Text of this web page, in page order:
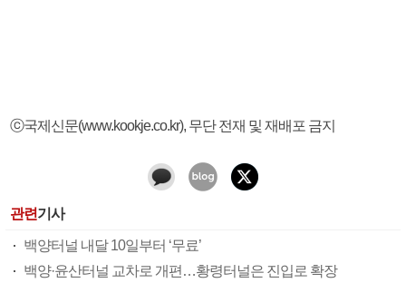
ⓒ국제신문(www.kookje.co.kr), 무단 전재 및 재배포 금지
관련기사
백양터널 내달 10일부터 ‘무료’
백양·윤산터널 교차로 개편…황령터널은 진입로 확장